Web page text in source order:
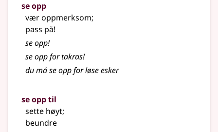
se opp
vær oppmerksom;
pass på!
se opp!
se opp for takras!
du må se opp for løse esker
se opp til
sette høyt;
beundre